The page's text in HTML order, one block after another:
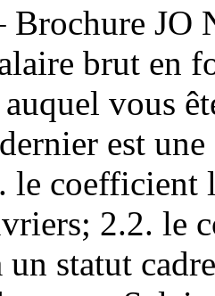
JO
brut en
vous
est
le coefficient
2.2. le
un statut